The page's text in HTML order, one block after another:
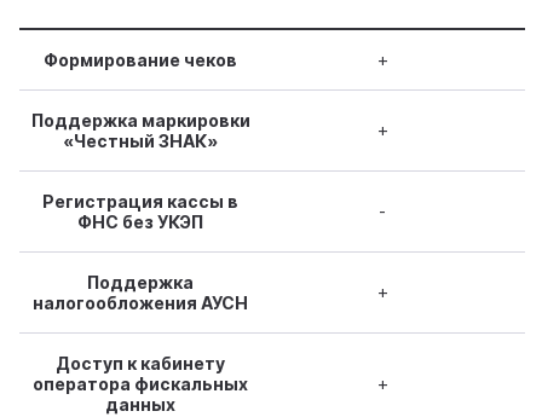
Формирование чеков +
Поддержка маркировки
«Честный ЗНАК»
+
Регистрация кассы в
ФНС без УКЭП
-
Поддержка
налогообложения АУСН
+
Доступ к кабинету
оператора фискальных
данных
+